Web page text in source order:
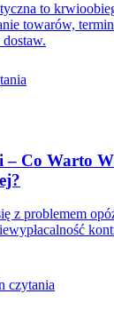
to
towarów,
– Co Warto
z problemem
czytania